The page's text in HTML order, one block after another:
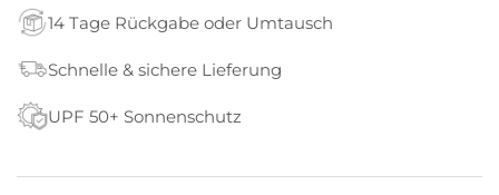
14 Tage Rückgabe oder Umtausch
Schnelle & sichere Lieferung
UPF 50+ Sonnenschutz